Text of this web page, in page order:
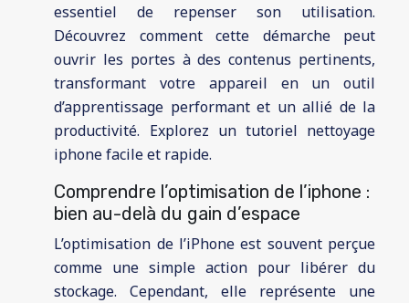
essentiel de repenser son utilisation.
Découvrez comment cette démarche peut
ouvrir les portes à des contenus pertinents,
transformant votre appareil en un outil
d’apprentissage performant et un allié de la
productivité. Explorez un tutoriel nettoyage
iphone facile et rapide.
Comprendre l’optimisation de l’iphone :
bien au-delà du gain d’espace
L’optimisation de l’iPhone est souvent perçue
comme une simple action pour libérer du
stockage. Cependant, elle représente une